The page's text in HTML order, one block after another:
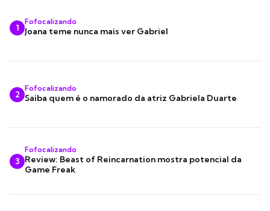
1
Fofocalizando
Joana teme nunca mais ver Gabriel
2
Fofocalizando
Saiba quem é o namorado da atriz Gabriela Duarte
3
Fofocalizando
Review: Beast of Reincarnation mostra potencial da
Game Freak